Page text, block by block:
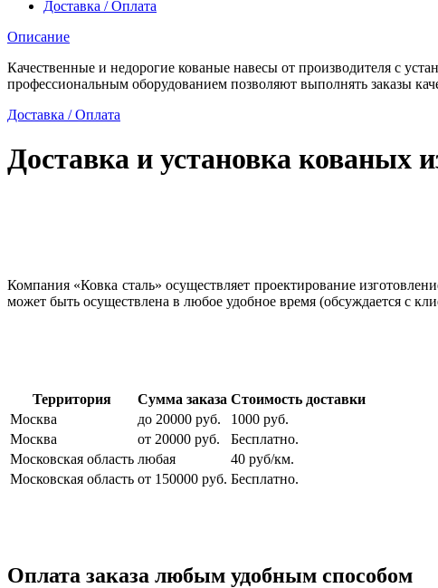
Доставка / Оплата
Описание
Качественные и недорогие кованые навесы от производителя с
профессиональным оборудованием позволяют выполнять заказы
Доставка / Оплата
Доставка и установка кованых
Компания «Ковка сталь» осуществляет проектирование
может быть осуществлена в любое удобное время (обсуждается с
Территория Сумма заказа Стоимость доставки
Москва
до 20000 руб.
1000 руб.
Москва
от 20000 руб.
Бесплатно.
Московская область любая
40 руб/км.
Московская область от 150000 руб. Бесплатно.
Оплата заказа любым удобным способом